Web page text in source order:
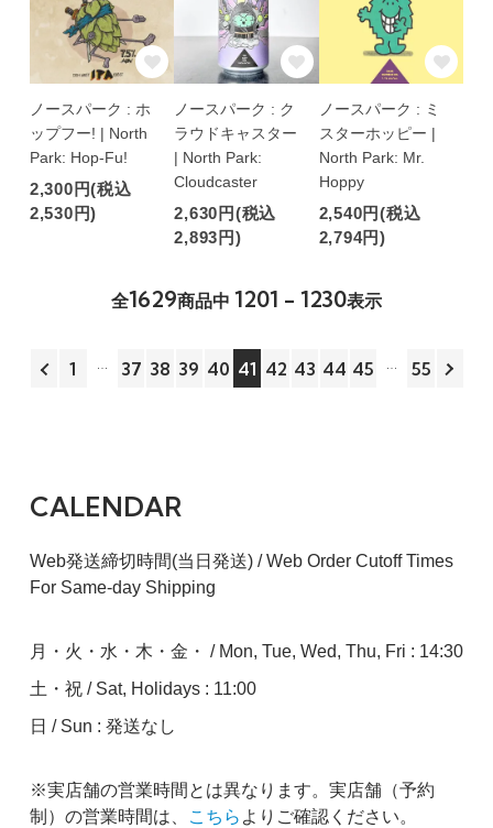
ノースパーク : ホ
ップフー! | North
Park: Hop-Fu!
2,300円(税込
2,530円)
ノースパーク : ク
ラウドキャスター
| North Park:
Cloudcaster
2,630円(税込
2,893円)
ノースパーク : ミ
スターホッピー |
North Park: Mr.
Hoppy
2,540円(税込
2,794円)
全1629商品中 1201 - 1230表示
1 37 38 39 40 41 42 43 44 45 55
CALENDAR
Web発送締切時間(当日発送) / Web Order Cutoff Times
For Same-day Shipping
月・火・水・木・金・ / Mon, Tue, Wed, Thu, Fri : 14:30
土・祝 / Sat, Holidays : 11:00
日 / Sun : 発送なし
※実店舗の営業時間とは異なります。実店舗（予約
制）の営業時間は、
こちら よりご確認ください。